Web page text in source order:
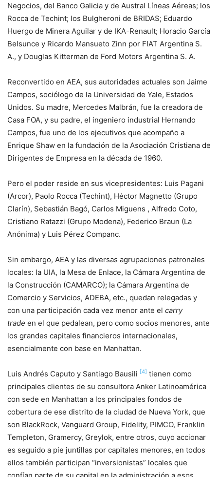
Negocios, del Banco Galicia y de Austral Líneas Aéreas; los
Rocca de Techint; los Bulgheroni de BRIDAS; Eduardo
Huergo de Minera Aguilar y de IKA-Renault; Horacio García
Belsunce y Ricardo Mansueto Zinn por FIAT Argentina S.
A., y Douglas Kitterman de Ford Motors Argentina S. A.
Reconvertido en AEA, sus autoridades actuales son Jaime
Campos, sociólogo de la Universidad de Yale, Estados
Unidos. Su madre, Mercedes Malbrán, fue la creadora de
Casa FOA, y su padre, el ingeniero industrial Hernando
Campos, fue uno de los ejecutivos que acompaño a
Enrique Shaw en la fundación de la Asociación Cristiana de
Dirigentes de Empresa en la década de 1960.
Pero el poder reside en sus vicepresidentes: Luis Pagani
(Arcor), Paolo Rocca (Techint), Héctor Magnetto (Grupo
Clarín), Sebastián Bagó, Carlos Miguens , Alfredo Coto,
Cristiano Ratazzi (Grupo Modena), Federico Braun (La
Anónima) y Luis Pérez Companc.
Sin embargo, AEA y las diversas agrupaciones patronales
locales: la UIA, la Mesa de Enlace, la Cámara Argentina de
la Construcción (CAMARCO); la Cámara Argentina de
Comercio y Servicios, ADEBA, etc., quedan relegadas y
con una participación cada vez menor ante el carry
trade en el que pedalean, pero como socios menores, ante
los grandes capitales financieros internacionales,
esencialmente con base en Manhattan.
Luis Andrés Caputo y Santiago Bausili [4] tienen como
principales clientes de su consultora Anker Latinoamérica
con sede en Manhattan a los principales fondos de
cobertura de ese distrito de la ciudad de Nueva York, que
son BlackRock, Vanguard Group, Fidelity, PIMCO, Franklin
Templeton, Gramercy, Greylok, entre otros, cuyo accionar
es seguido a pie juntillas por capitales menores, en todos
ellos también participan “inversionistas” locales que